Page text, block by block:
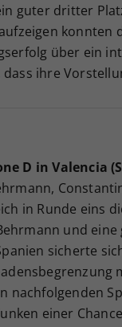
guter dritter
konnten
über ein
dass ihre
D in Valencia
in Runde eins
und
sicherte
nachfolgenden
einer